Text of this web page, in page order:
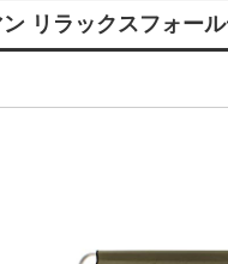
リラックスフォー